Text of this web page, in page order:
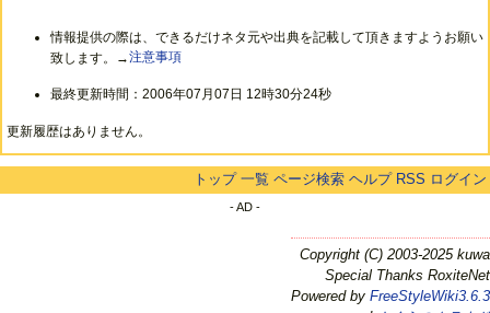
情報提供の際は、できるだけネタ元や出典を記載して頂きますようお願い
致します。→注意事項
最終更新時間：2006年07月07日 12時30分24秒
更新履歴はありません。
トップ 一覧 ページ検索 ヘルプ RSS ログイン
- AD -
Copyright (C) 2003-2025 kuwa
Special Thanks RoxiteNet
Powered by FreeStyleWiki3.6.3